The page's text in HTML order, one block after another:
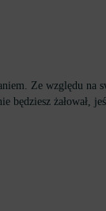
Ze względu na
żałował,